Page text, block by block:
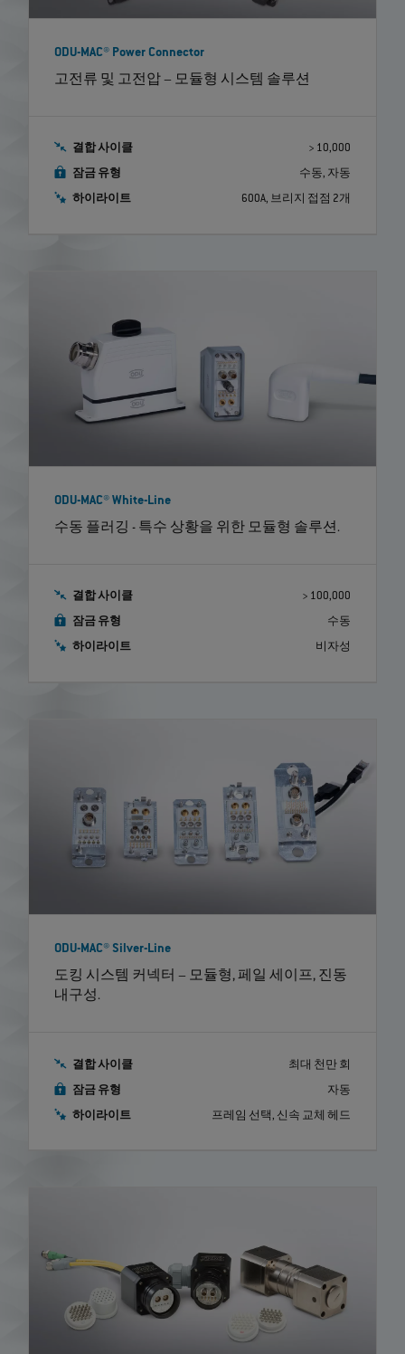
ODU-MAC® Power Connector
고전류 및 고전압 – 모듈형 시스템 솔루션
결합 사이클 > 10,000
잠금 유형 수동, 자동
하이라이트 600A, 브리지 접점 2개
ODU-MAC® White-Line
수동 플러깅 - 특수 상황을 위한 모듈형 솔루션.
결합 사이클 > 100,000
잠금 유형 수동
하이라이트 비자성
ODU-MAC® Silver-Line
도킹 시스템 커넥터 – 모듈형, 페일 세이프, 진동
내구성.
결합 사이클 최대 천만 회
잠금 유형 자동
하이라이트 프레임 선택, 신속 교체 헤드